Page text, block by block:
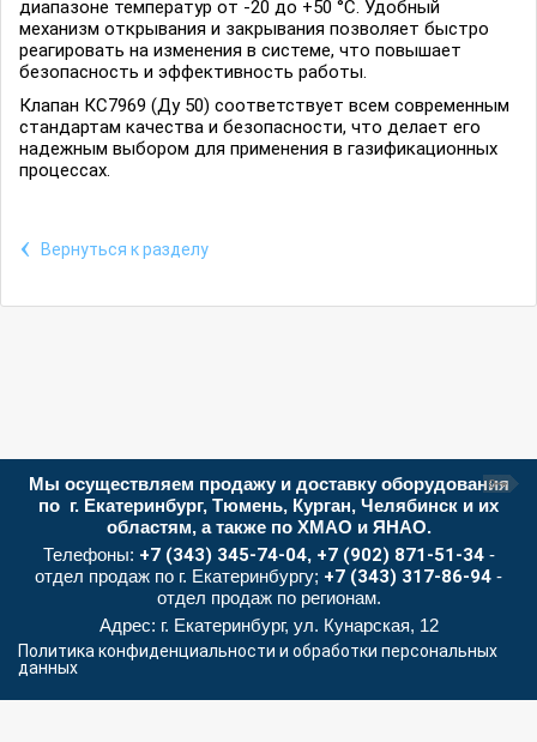
диапазоне температур от -20 до +50 °C. Удобный
механизм открывания и закрывания позволяет быстро
реагировать на изменения в системе, что повышает
безопасность и эффективность работы.
Клапан КС7969 (Ду 50) соответствует всем современным
стандартам качества и безопасности, что делает его
надежным выбором для применения в газификационных
процессах.
‹ Вернуться к разделу
Мы осуществляем продажу и доставку оборудования
по г. Екатеринбург, Тюмень, Курган, Челябинск и их
областям, а также по ХМАО и ЯНАО.
Телефоны: +7 (343) 345-74-04, +7 (902) 871-51-34-
отдел продаж по г. Екатеринбургу; +7 (343) 317-86-94 -
отдел продаж по регионам.
Адрес: г. Екатеринбург, ул. Кунарская, 12
Политика конфиденциальности и обработки персональных
данных